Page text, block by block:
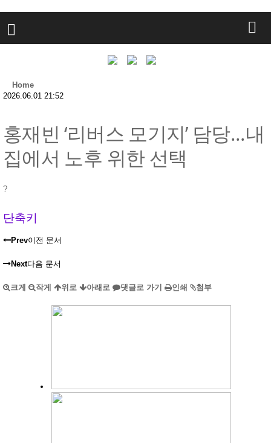
Home
2026.06.01 21:52
홍재빈 ‘리버스 모기지’ 담당...내
집에서 노후 위한 선택
?
단축키
Prev이전 문서
Next다음 문서
크게 작게 위로 아래로 댓글로 가기 인쇄 첨부